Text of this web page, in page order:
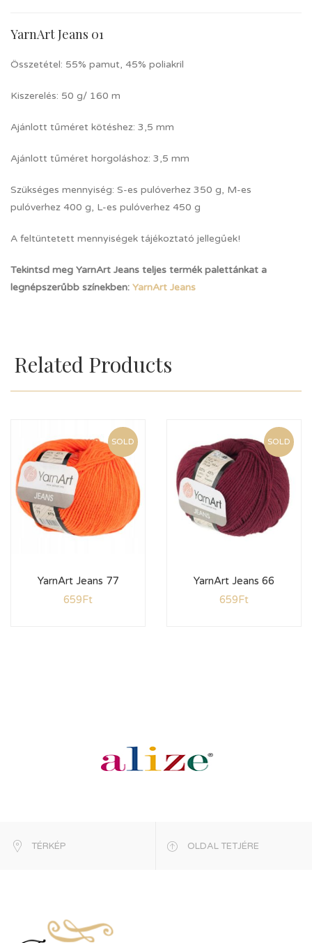
YarnArt Jeans 01
Összetétel: 55% pamut, 45% poliakril
Kiszerelés: 50 g/ 160 m
Ajánlott tűméret kötéshez: 3,5 mm
Ajánlott tűméret horgoláshoz: 3,5 mm
Szükséges mennyiség: S-es pulóverhez 350 g, M-es
pulóverhez 400 g, L-es pulóverhez 450 g
A feltüntetett mennyiségek tájékoztató jellegűek!
Tekintsd meg YarnArt Jeans teljes termék palettánkat a
legnépszerűbb színekben: YarnArt Jeans
Related Products
SOLD
YarnArt Jeans 77
659Ft
SOLD
YarnArt Jeans 66
659Ft
TÉRKÉP OLDAL TETJÉRE